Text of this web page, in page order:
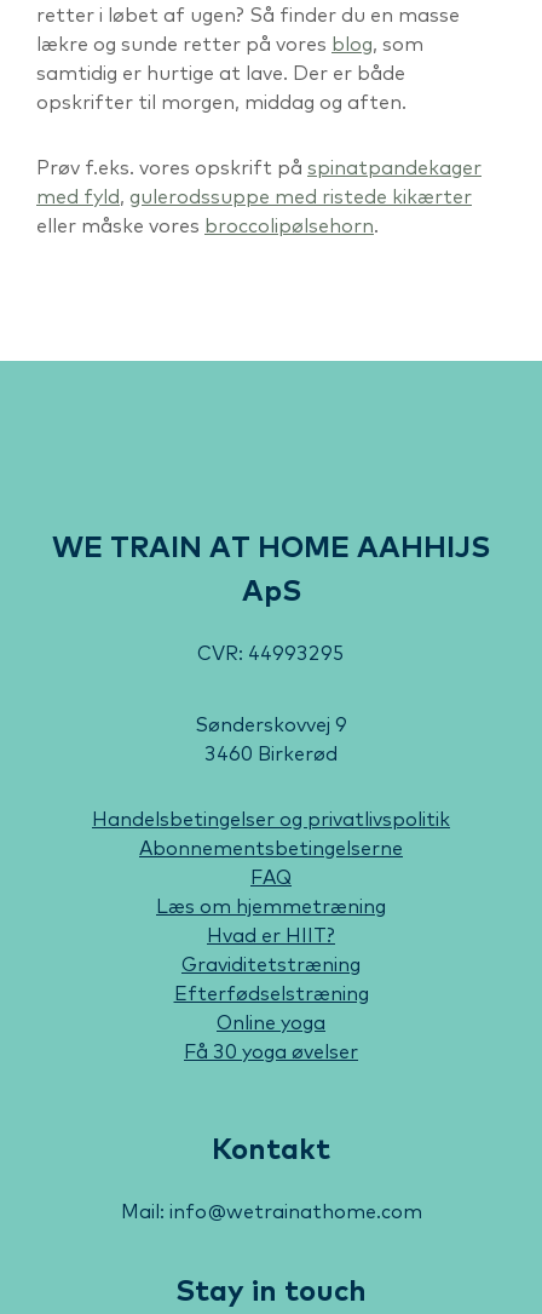
retter i løbet af ugen? Så finder du en masse
lækre og sunde retter på vores blog, som
samtidig er hurtige at lave. Der er både
opskrifter til morgen, middag og aften.
Prøv f.eks. vores opskrift på spinatpandekager
med fyld, gulerodssuppe med ristede kikærter
eller måske vores broccolipølsehorn.
WE TRAIN AT HOME AAHHIJS
ApS
CVR: 44993295
Sønderskovvej 9
3460 Birkerød
Handelsbetingelser og privatlivspolitik
Abonnementsbetingelserne
FAQ
Læs om hjemmetræning
Hvad er HIIT?
Graviditetstræning
Efterfødselstræning
Online yoga
Få 30 yoga øvelser
Kontakt
Mail: info@wetrainathome.com
Stay in touch